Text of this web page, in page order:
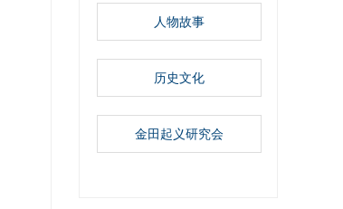
人物故事
历史文化
金田起义研究会